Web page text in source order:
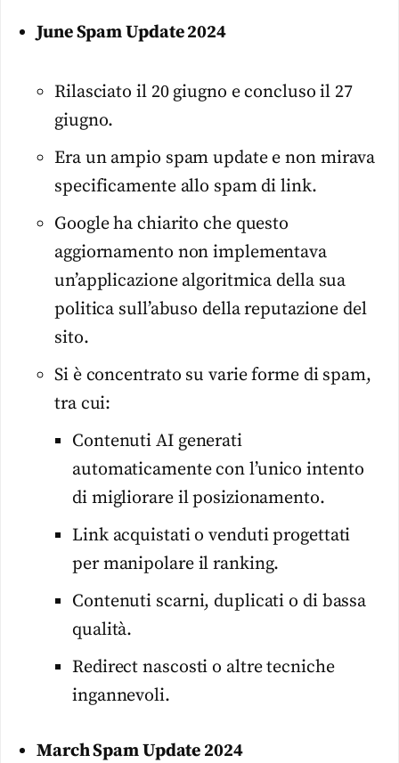
June Spam Update 2024
Rilasciato il 20 giugno e concluso il 27
giugno.
Era un ampio spam update e non mirava
specificamente allo spam di link.
Google ha chiarito che questo
aggiornamento non implementava
un’applicazione algoritmica della sua
politica sull’abuso della reputazione del
sito.
Si è concentrato su varie forme di spam,
tra cui:
Contenuti AI generati
automaticamente con l’unico intento
di migliorare il posizionamento.
Link acquistati o venduti progettati
per manipolare il ranking.
Contenuti scarni, duplicati o di bassa
qualità.
Redirect nascosti o altre tecniche
ingannevoli.
March Spam Update 2024